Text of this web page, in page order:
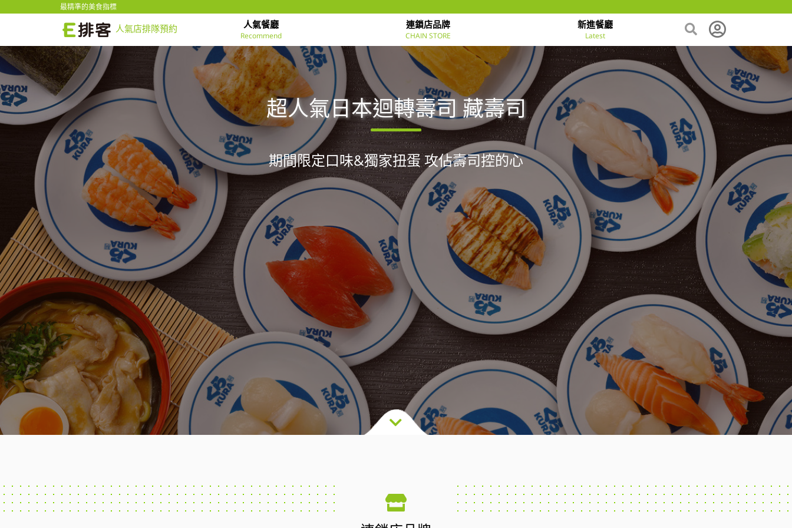
最精準的美食指標
人氣店排隊預約 人氣餐廳
Recommend
連鎖店品牌
CHAIN STORE
新進餐廳
Latest
超人氣日本迴轉壽司 藏壽司
期間限定口味&獨家扭蛋 攻佔壽司控的心